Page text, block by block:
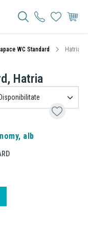
WC Standard Hatria
Hatria
alb